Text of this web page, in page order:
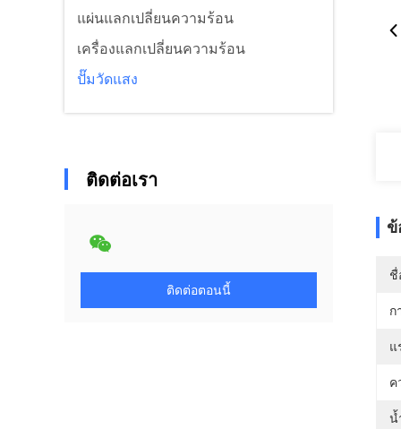
แผ่นแลกเปลี่ยนความร้อน
เครื่องแลกเปลี่ยนความร้อน
ปั๊มวัดแสง
ติดต่อเรา
ติดต่อตอนนี้
ข้
ชื่
ก
แ
ค
น้